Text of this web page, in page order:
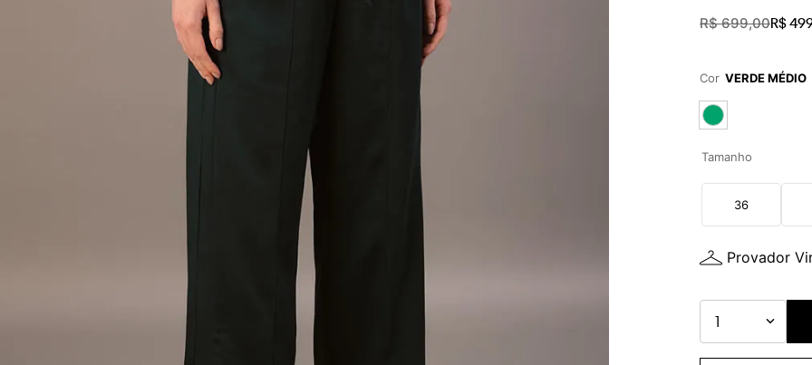
R$ 699,00R$499
Cor VERDE MÉDIO
Tamanho
36
Provador
1